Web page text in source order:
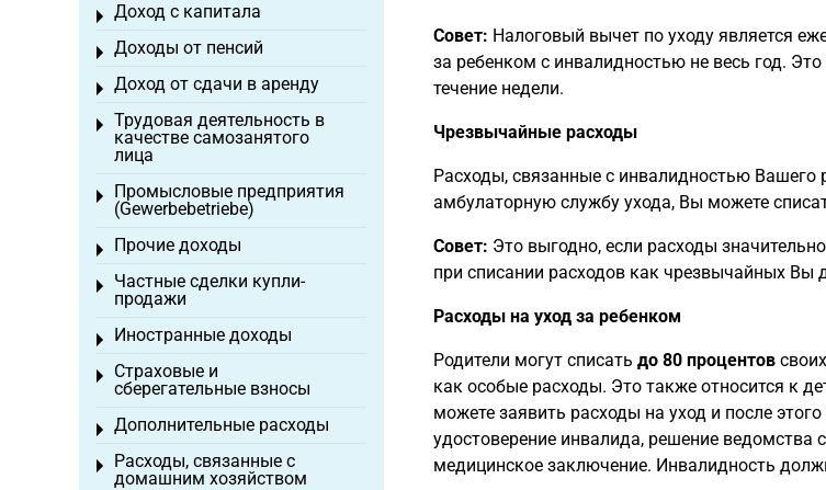
Совет: Налоговый вычет по уходу является
за ребенком с инвалидностью не весь год.
течение недели.
Чрезвычайные расходы
Расходы, связанные с инвалидностью Вашего
амбулаторную службу ухода, Вы можете
Совет: Это выгодно, если расходы
при списании расходов как чрезвычайных Вы
Расходы на уход за ребенком
Родители могут списать до 80 процентов
как особые расходы. Это также относится к
можете заявить расходы на уход и после
удостоверение инвалида, решение ведомства
медицинское заключение. Инвалидность
Доход с капитала
Toggle menu
Доходы от пенсий
Toggle menu
Доход от сдачи в аренду
Toggle menu
Трудовая деятельность в
качестве самозанятого
лица
Toggle menu
Промысловые предприятия
(Gewerbebetriebe)
Toggle menu
Прочие доходы
Toggle menu
Частные сделки купли-
продажи
Toggle menu
Иностранные доходы
Toggle menu
Страховые и
сберегательные взносы
Toggle menu
Дополнительные расходы
Toggle menu
Расходы, связанные с
домашним хозяйством
Toggle menu